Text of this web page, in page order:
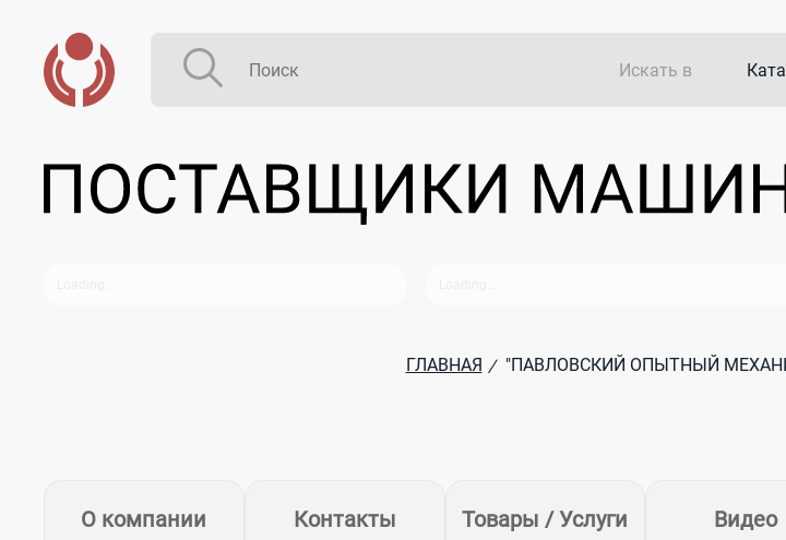
Искать в
В
ГЛАВНАЯ / "ПАВЛОВСКИЙ ОПЫТНЫЙ
О компании Контакты Товары / Услуги Видео